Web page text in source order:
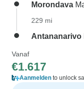
Morondava
229 mi
Antananarivo
Vanaf
€1.617
Aanmelden to unlock